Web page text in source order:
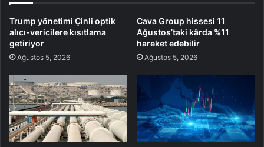
Trump yönetimi Çinli optik
alıcı-vericilere kısıtlama
getiriyor
Ağustos 5, 2026
Cava Group hissesi 11
Ağustos’taki kârda %11
hareket edebilir
Ağustos 5, 2026